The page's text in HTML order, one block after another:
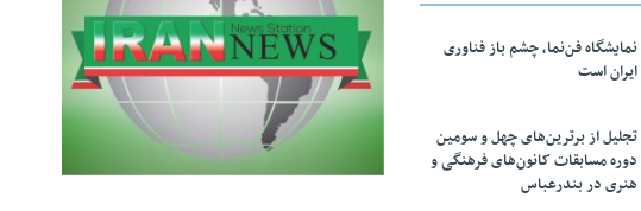
نمایشگاه فن‌نما، چشم باز فناوری
ایران است
تجلیل از بر‌ترین‌های چهل و سومین
دوره مسابقات کانون‌های فرهنگی و
هنری در بندرعباس